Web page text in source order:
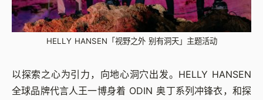
HELLY HANSEN「视野之外 别有洞天」主题活动
以探索之心为引力，向地心洞穴出发。HELLY HANSEN
全球品牌代言人王一博身着 ODIN 奥丁系列冲锋衣，和探